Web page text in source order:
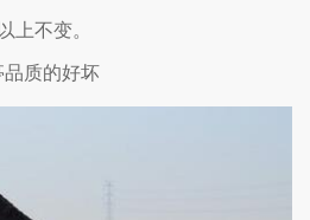
上不变。
质的好坏